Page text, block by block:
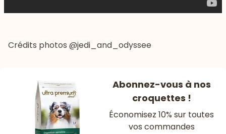
Crédits photos @jedi_and_odyssee
Abonnez-vous à nos
croquettes !
Économisez 10% sur toutes
vos commandes